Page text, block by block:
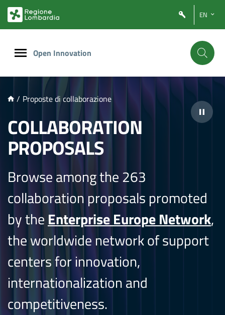
PRINCIPALE
EN
Open Innovation
/ Proposte di collaborazione
COLLABORATION
PROPOSALS
Browse among the 263
collaboration proposals promoted
by the Enterprise Europe Network,
the worldwide network of support
centers for innovation,
internationalization and
competitiveness.